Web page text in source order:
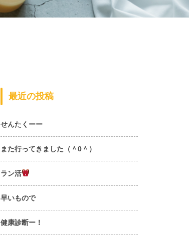
最近の投稿
せんたくーー
また行ってきました（＾0＾）
ラン活
早いもので
健康診断ー！